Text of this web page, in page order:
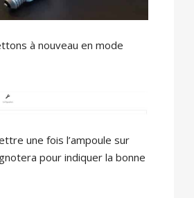
à nouveau en mode
une fois l’ampoule sur
pour indiquer la bonne